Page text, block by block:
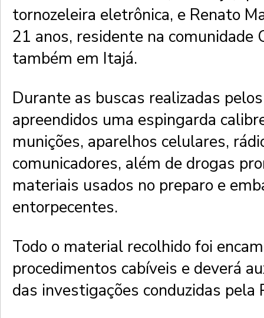
tornozeleira eletrônica, e Renato
21 anos, residente na comunidade
também em Itajá.
Durante as buscas realizadas
apreendidos uma espingarda
munições, aparelhos celulares,
comunicadores, além de drogas
materiais usados no preparo e
entorpecentes.
Todo o material recolhido foi
procedimentos cabíveis e deverá
das investigações conduzidas pela